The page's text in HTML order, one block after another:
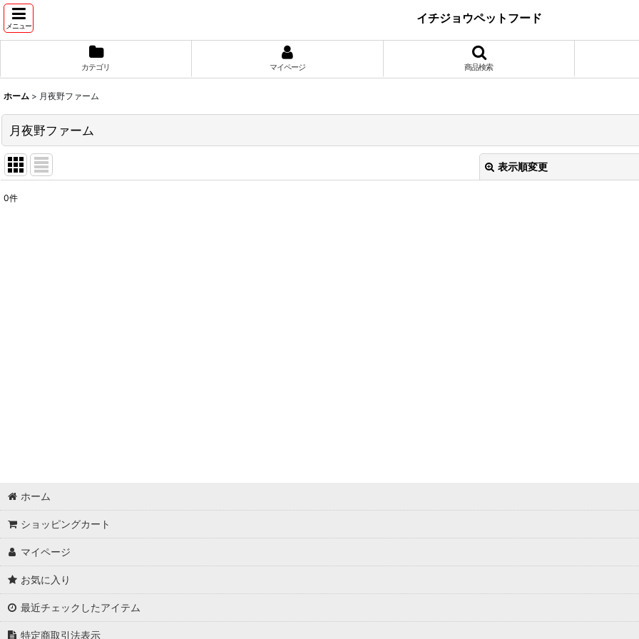
メニュー
イチジョウペットフード
カテゴリ マイページ 商品検索
ホーム > 月夜野ファーム
月夜野ファーム
表示順変更
0件
ホーム
ショッピングカート
マイページ
お気に入り
最近チェックしたアイテム
特定商取引法表示